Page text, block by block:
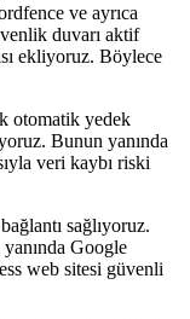
ve ayrıca
duvarı aktif
ekliyoruz. Böylece
otomatik yedek
Bunun yanında
veri kaybı riski
sağlıyoruz.
Google
web sitesi güvenli